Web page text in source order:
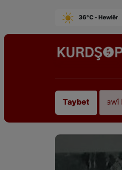
36°C - Hewlêr
Taybet
koça dawî kir